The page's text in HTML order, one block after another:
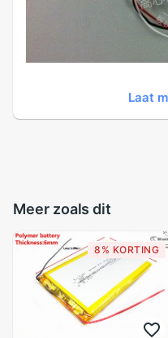
Laat
Meer zoals dit
8% KORTING